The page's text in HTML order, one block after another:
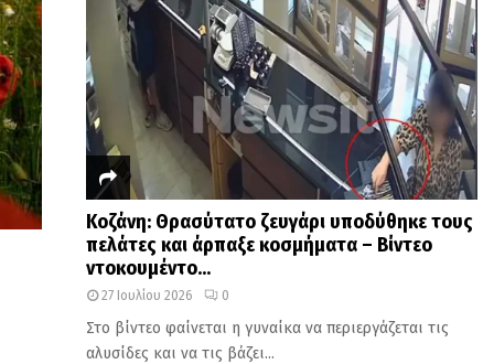
Κοζάνη: Θρασύτατο ζευγάρι υποδύθηκε τους
πελάτες και άρπαξε κοσμήματα – Βίντεο
ντοκουμέντο...
27 Ιουλίου 2026 0
Στο βίντεο φαίνεται η γυναίκα να περιεργάζεται τις
αλυσίδες και να τις βάζει...